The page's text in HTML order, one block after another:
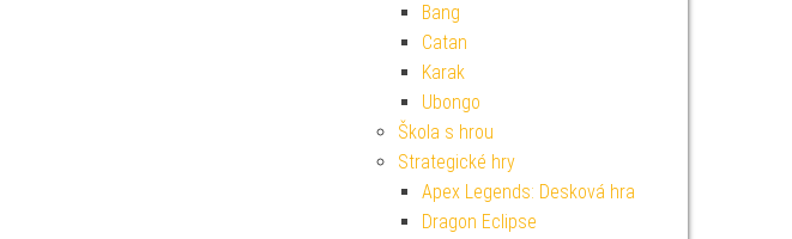
Bang
Catan
Karak
Ubongo
Škola s hrou
Strategické hry
Apex Legends: Desková hra
Dragon Eclipse